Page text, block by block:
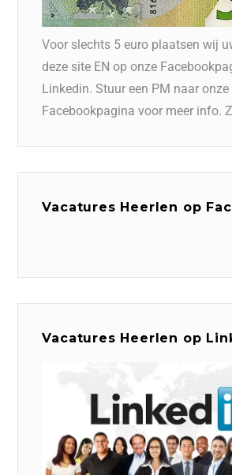
Voor slechts 5 euro plaatsen wij
deze site EN op onze
Linkedin. Stuur een PM naar onze
Facebookpagina voor meer info.
Vacatures Heerlen op
Vacatures Heerlen op